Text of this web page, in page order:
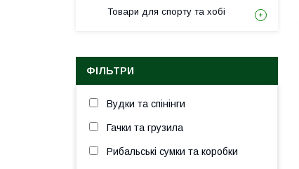
Товари для спорту та хобі
ФІЛЬТРИ
Вудки та спінінги
Гачки та грузила
Рибальські сумки та коробки